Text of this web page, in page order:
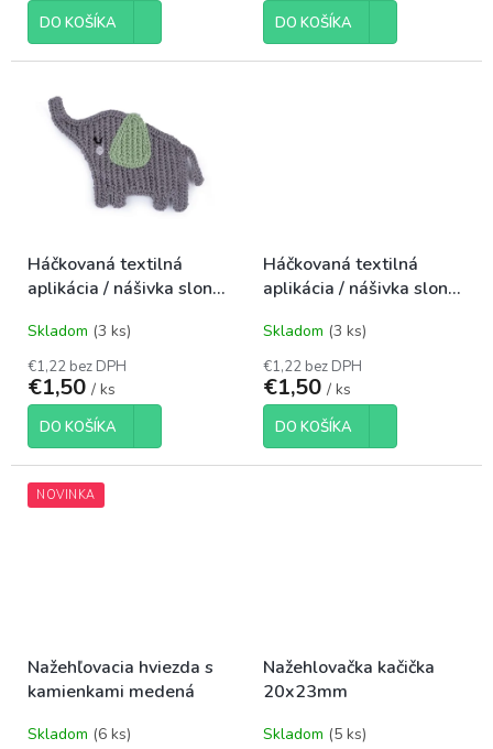
DO KOŠÍKA DO KOŠÍKA
Háčkovaná textilná
aplikácia / nášivka slon
Skladom (3 ks)
€1,22 bez DPH
€1,50 / ks
DO KOŠÍKA
Háčkovaná textilná
aplikácia / nášivka slon
Skladom (3 ks)
€1,22 bez DPH
€1,50 / ks
DO KOŠÍKA
NOVINKA
Nažehľovacia hviezda s
kamienkami medená
Skladom (6 ks)
Nažehlovačka kačička
20x23mm
Skladom (5 ks)